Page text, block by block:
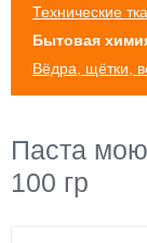
Технические
Бытовая
Вёдра, щётки,
Паста
100 гр